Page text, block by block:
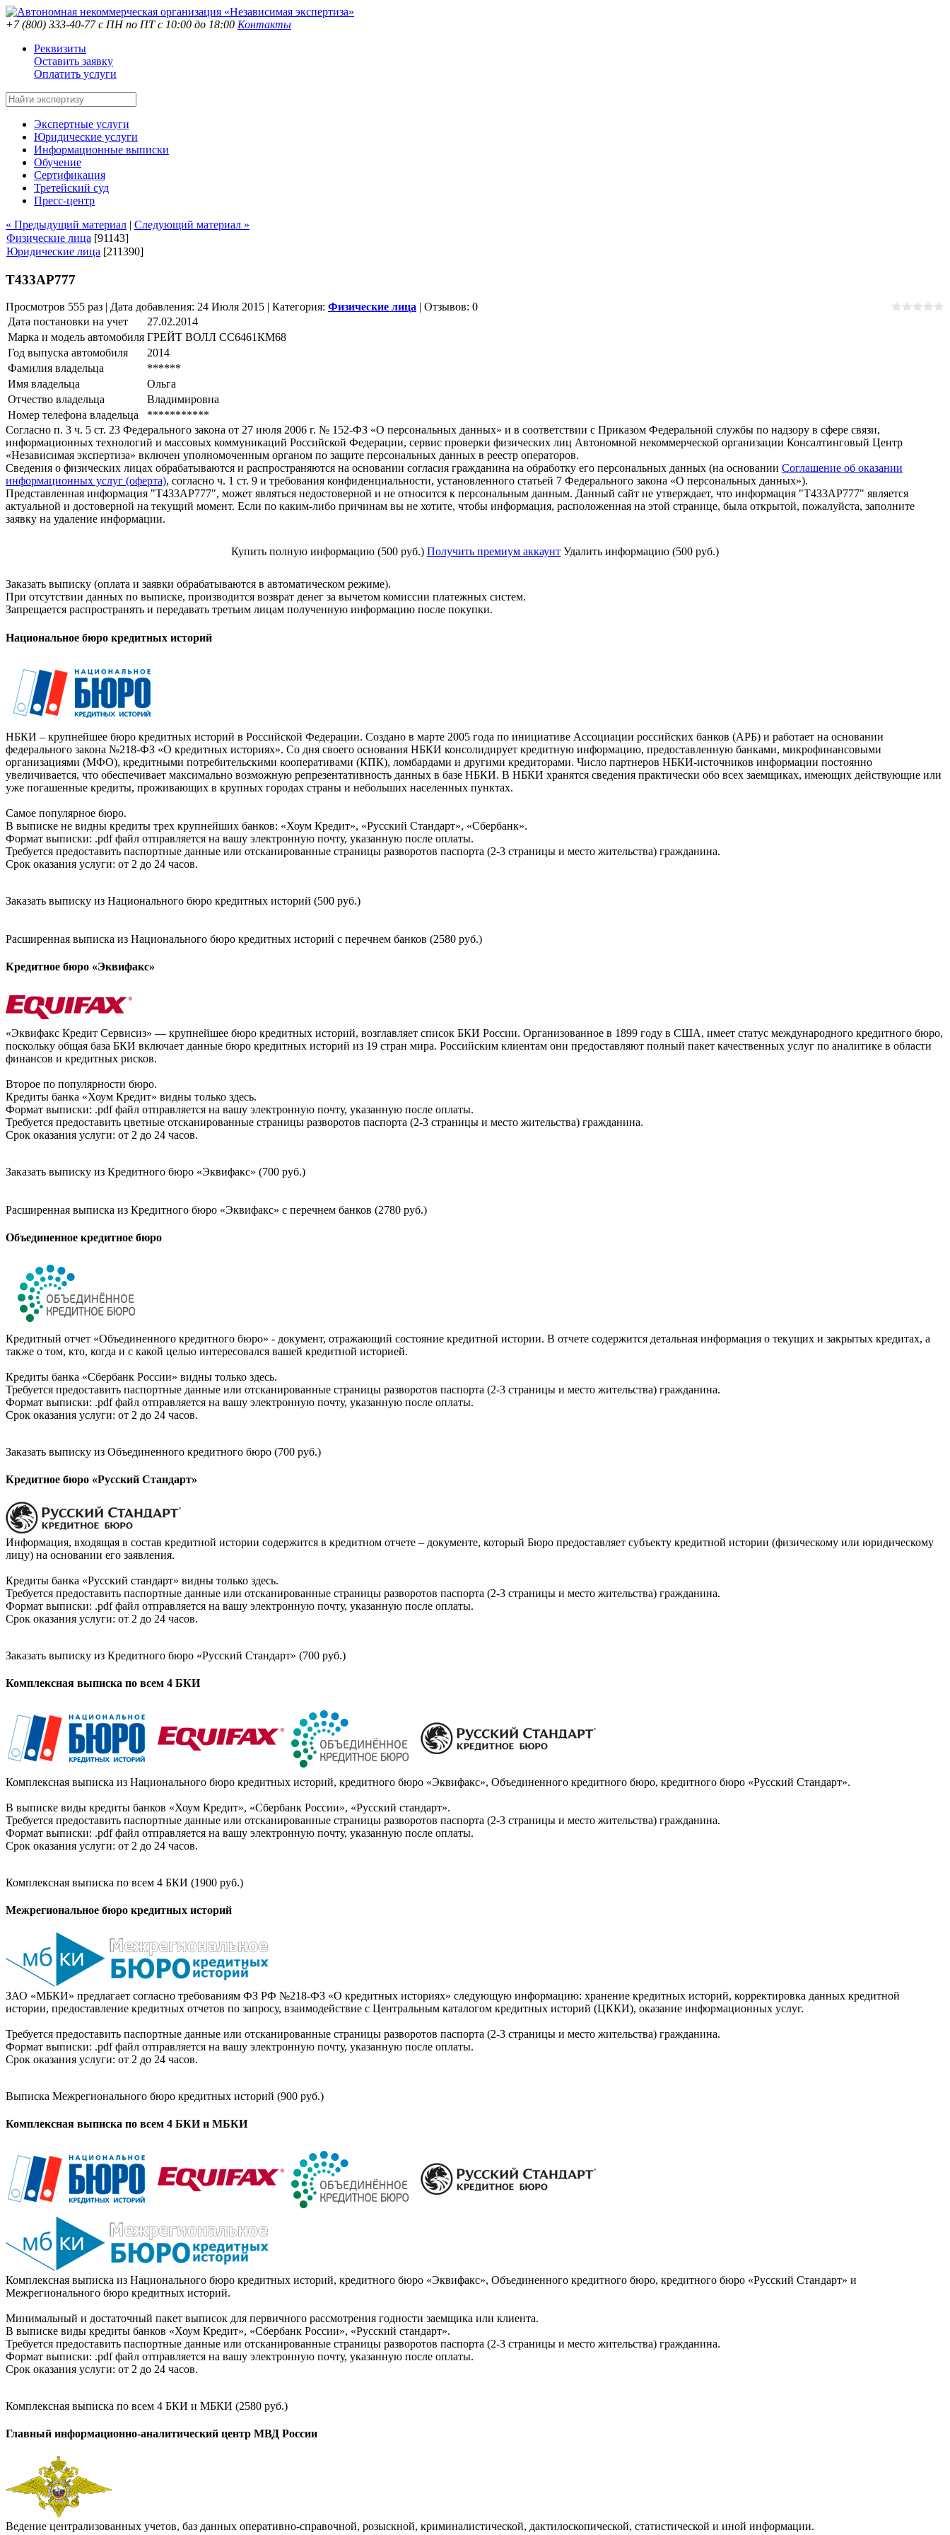
+7 (800) 333-40-77с ПН по ПТ с 10:00 до 18:00 Контакты
Реквизиты
Оставить заявку
Оплатить услуги
Экспертные услуги
Юридические услуги
Информационные выписки
Обучение
Сертификация
Третейский суд
Пресс-центр
« Предыдущий материал | Следующий материал »
Физические лица [91143]
Юридические лица [211390]
Т433АР777
Просмотров 555 раз | Дата добавления: 24 Июля 2015 | Категория: Физические лица | Отзывов: 0
Дата постановки на учет
27.02.2014
Марка и модель автомобиля ГРЕЙТ ВОЛЛ СС6461КМ68
Год выпуска автомобиля
2014
Фамилия владельца
******
Имя владельца
Ольга
Отчество владельца
Владимировна
Номер телефона владельца
***********
Согласно п. 3 ч. 5 ст. 23 Федерального закона от 27 июля 2006 г. № 152-ФЗ «О персональных данных» и в соответствии с Приказом Федеральной службы по надзору в сфере связи,
информационных технологий и массовых коммуникаций Российской Федерации, сервис проверки физических лиц Автономной некоммерческой организации Консалтинговый Центр
«Независимая экспертиза» включен уполномоченным органом по защите персональных данных в реестр операторов.
Сведения о физических лицах обрабатываются и распространяются на основании согласия гражданина на обработку его персональных данных (на основании Соглашение об оказании
информационных услуг (оферта), согласно ч. 1 ст. 9 и требования конфиденциальности, установленного статьей 7 Федерального закона «О персональных данных»).
Представленная информация "Т433АР777", может являться недостоверной и не относится к персональным данным. Данный сайт не утверждает, что информация "Т433АР777" является
актуальной и достоверной на текущий момент. Если по каким-либо причинам вы не хотите, чтобы информация, расположенная на этой странице, была открытой, пожалуйста, заполните
заявку на удаление информации.
Купить полную информацию (500 руб.) Получить премиум аккаунт Удалить информацию (500 руб.)
Заказать выписку (оплата и заявки обрабатываются в автоматическом режиме).
При отсутствии данных по выписке, производится возврат денег за вычетом комиссии платежных систем.
Запрещается распространять и передавать третьим лицам полученную информацию после покупки.
Национальное бюро кредитных историй
НБКИ – крупнейшее бюро кредитных историй в Российской Федерации. Создано в марте 2005 года по инициативе Ассоциации российских банков (АРБ) и работает на основании
федерального закона №218-ФЗ «О кредитных историях». Со дня своего основания НБКИ консолидирует кредитную информацию, предоставленную банками, микрофинансовыми
организациями (МФО), кредитными потребительскими кооперативами (КПК), ломбардами и другими кредиторами. Число партнеров НБКИ-источников информации постоянно
увеличивается, что обеспечивает максимально возможную репрезентативность данных в базе НБКИ. В НБКИ хранятся сведения практически обо всех заемщиках, имеющих действующие или
уже погашенные кредиты, проживающих в крупных городах страны и небольших населенных пунктах.
Самое популярное бюро.
В выписке не видны кредиты трех крупнейших банков: «Хоум Кредит», «Русский Стандарт», «Сбербанк».
Формат выписки: .pdf файл отправляется на вашу электронную почту, указанную после оплаты.
Требуется предоставить паспортные данные или отсканированные страницы разворотов паспорта (2-3 страницы и место жительства) гражданина.
Срок оказания услуги: от 2 до 24 часов.
Заказать выписку из Национального бюро кредитных историй (500 руб.)
Расширенная выписка из Национального бюро кредитных историй с перечнем банков (2580 руб.)
Кредитное бюро «Эквифакс»
«Эквифакс Кредит Сервисиз» — крупнейшее бюро кредитных историй, возглавляет список БКИ России. Организованное в 1899 году в США, имеет статус международного кредитного бюро,
поскольку общая база БКИ включает данные бюро кредитных историй из 19 стран мира. Российским клиентам они предоставляют полный пакет качественных услуг по аналитике в области
финансов и кредитных рисков.
Второе по популярности бюро.
Кредиты банка «Хоум Кредит» видны только здесь.
Формат выписки: .pdf файл отправляется на вашу электронную почту, указанную после оплаты.
Требуется предоставить цветные отсканированные страницы разворотов паспорта (2-3 страницы и место жительства) гражданина.
Срок оказания услуги: от 2 до 24 часов.
Заказать выписку из Кредитного бюро «Эквифакс» (700 руб.)
Расширенная выписка из Кредитного бюро «Эквифакс» с перечнем банков (2780 руб.)
Объединенное кредитное бюро
Кредитный отчет «Объединенного кредитного бюро» - документ, отражающий состояние кредитной истории. В отчете содержится детальная информация о текущих и закрытых кредитах, а
также о том, кто, когда и с какой целью интересовался вашей кредитной историей.
Кредиты банка «Сбербанк России» видны только здесь.
Требуется предоставить паспортные данные или отсканированные страницы разворотов паспорта (2-3 страницы и место жительства) гражданина.
Формат выписки: .pdf файл отправляется на вашу электронную почту, указанную после оплаты.
Срок оказания услуги: от 2 до 24 часов.
Заказать выписку из Объединенного кредитного бюро (700 руб.)
Кредитное бюро «Русский Стандарт»
Информация, входящая в состав кредитной истории содержится в кредитном отчете – документе, который Бюро предоставляет субъекту кредитной истории (физическому или юридическому
лицу) на основании его заявления.
Кредиты банка «Русский стандарт» видны только здесь.
Требуется предоставить паспортные данные или отсканированные страницы разворотов паспорта (2-3 страницы и место жительства) гражданина.
Формат выписки: .pdf файл отправляется на вашу электронную почту, указанную после оплаты.
Срок оказания услуги: от 2 до 24 часов.
Заказать выписку из Кредитного бюро «Русский Стандарт» (700 руб.)
Комплексная выписка по всем 4 БКИ
Комплексная выписка из Национального бюро кредитных историй, кредитного бюро «Эквифакс», Объединенного кредитного бюро, кредитного бюро «Русский Стандарт».
В выписке виды кредиты банков «Хоум Кредит», «Сбербанк России», «Русский стандарт».
Требуется предоставить паспортные данные или отсканированные страницы разворотов паспорта (2-3 страницы и место жительства) гражданина.
Формат выписки: .pdf файл отправляется на вашу электронную почту, указанную после оплаты.
Срок оказания услуги: от 2 до 24 часов.
Комплексная выписка по всем 4 БКИ (1900 руб.)
Межрегиональное бюро кредитных историй
ЗАО «МБКИ» предлагает согласно требованиям ФЗ РФ №218-ФЗ «О кредитных историях» следующую информацию: хранение кредитных историй, корректировка данных кредитной
истории, предоставление кредитных отчетов по запросу, взаимодействие с Центральным каталогом кредитных историй (ЦККИ), оказание информационных услуг.
Требуется предоставить паспортные данные или отсканированные страницы разворотов паспорта (2-3 страницы и место жительства) гражданина.
Формат выписки: .pdf файл отправляется на вашу электронную почту, указанную после оплаты.
Срок оказания услуги: от 2 до 24 часов.
Выписка Межрегионального бюро кредитных историй (900 руб.)
Комплексная выписка по всем 4 БКИ и МБКИ
Комплексная выписка из Национального бюро кредитных историй, кредитного бюро «Эквифакс», Объединенного кредитного бюро, кредитного бюро «Русский Стандарт» и
Межрегионального бюро кредитных историй.
Минимальный и достаточный пакет выписок для первичного рассмотрения годности заемщика или клиента.
В выписке виды кредиты банков «Хоум Кредит», «Сбербанк России», «Русский стандарт».
Требуется предоставить паспортные данные или отсканированные страницы разворотов паспорта (2-3 страницы и место жительства) гражданина.
Формат выписки: .pdf файл отправляется на вашу электронную почту, указанную после оплаты.
Срок оказания услуги: от 2 до 24 часов.
Комплексная выписка по всем 4 БКИ и МБКИ (2580 руб.)
Главный информационно-аналитический центр МВД России
Ведение централизованных учетов, баз данных оперативно-справочной, розыскной, криминалистической, дактилоскопической, статистической и иной информации.